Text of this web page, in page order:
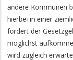
andere Kommunen
hierbei in einer
fordert der
möglichst
wird zugleich